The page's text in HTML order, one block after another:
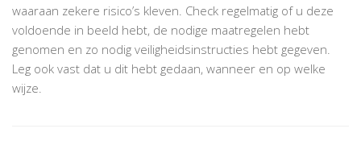
waaraan zekere risico’s kleven. Check regelmatig of u deze
voldoende in beeld hebt, de nodige maatregelen hebt
genomen en zo nodig veiligheidsinstructies hebt gegeven.
Leg ook vast dat u dit hebt gedaan, wanneer en op welke
wijze.